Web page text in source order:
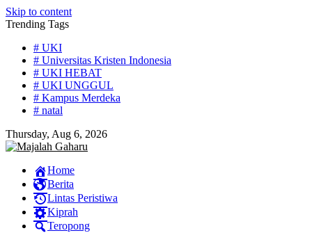
Skip to content
Trending Tags
# UKI
# Universitas Kristen Indonesia
# UKI HEBAT
# UKI UNGGUL
# Kampus Merdeka
# natal
Thursday, Aug 6, 2026
Home
Berita
Lintas Peristiwa
Kiprah
Teropong